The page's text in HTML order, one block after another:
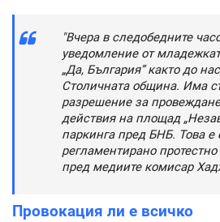
"Вчера в следобедните
уведомление от
„Да, България” както до
Столичната община. Има
разрешение за
действия на площад
паркинга пред БНБ. Това е
регламентирано
пред медиите комисар
Провокация ли е всичко